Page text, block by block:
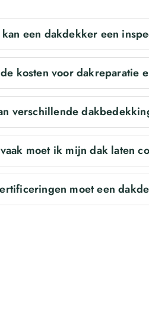
een dakdekker een
kosten voor dakreparatie
verschillende
moet ik mijn dak laten
moet een